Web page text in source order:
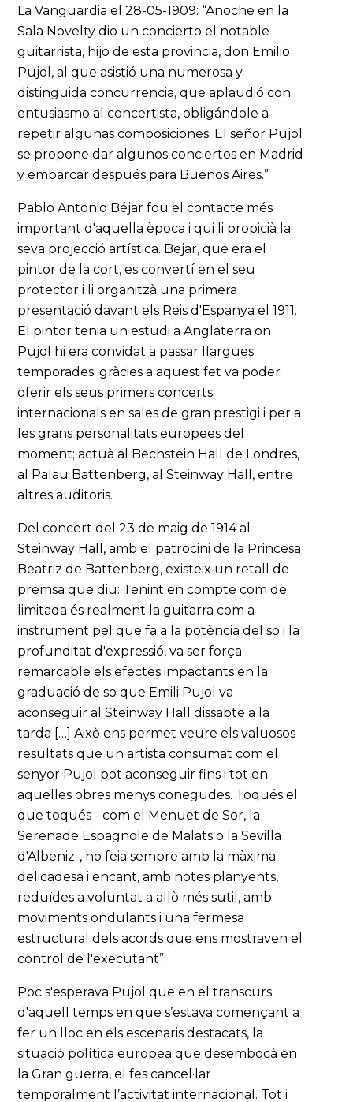
La Vanguardia el 28-05-1909: “Anoche en la
Sala Novelty dio un concierto el notable
guitarrista, hijo de esta provincia, don Emilio
Pujol, al que asistió una numerosa y
distinguida concurrencia, que aplaudió con
entusiasmo al concertista, obligándole a
repetir algunas composiciones. El señor Pujol
se propone dar algunos conciertos en Madrid
y embarcar después para Buenos Aires.”
Pablo Antonio Béjar fou el contacte més
important d'aquella època i qui li propicià la
seva projecció artística. Bejar, que era el
pintor de la cort, es convertí en el seu
protector i li organitzà una primera
presentació davant els Reis d'Espanya el 1911.
El pintor tenia un estudi a Anglaterra on
Pujol hi era convidat a passar llargues
temporades; gràcies a aquest fet va poder
oferir els seus primers concerts
internacionals en sales de gran prestigi i per a
les grans personalitats europees del
moment; actuà al Bechstein Hall de Londres,
al Palau Battenberg, al Steinway Hall, entre
altres auditoris.
Del concert del 23 de maig de 1914 al
Steinway Hall, amb el patrocini de la Princesa
Beatriz de Battenberg, existeix un retall de
premsa que diu: Tenint en compte com de
limitada és realment la guitarra com a
instrument pel que fa a la potència del so i la
profunditat d'expressió, va ser força
remarcable els efectes impactants en la
graduació de so que Emili Pujol va
aconseguir al Steinway Hall dissabte a la
tarda […] Això ens permet veure els valuosos
resultats que un artista consumat com el
senyor Pujol pot aconseguir fins i tot en
aquelles obres menys conegudes. Toqués el
que toqués - com el Menuet de Sor, la
Serenade Espagnole de Malats o la Sevilla
d'Albeniz-, ho feia sempre amb la màxima
delicadesa i encant, amb notes planyents,
reduïdes a voluntat a allò més sutil, amb
moviments ondulants i una fermesa
estructural dels acords que ens mostraven el
control de l'executant”.
Poc s'esperava Pujol que en el transcurs
d'aquell temps en que s’estava començant a
fer un lloc en els escenaris destacats, la
situació política europea que desembocà en
la Gran guerra, el fes cancel·lar
temporalment l’activitat internacional. Tot i